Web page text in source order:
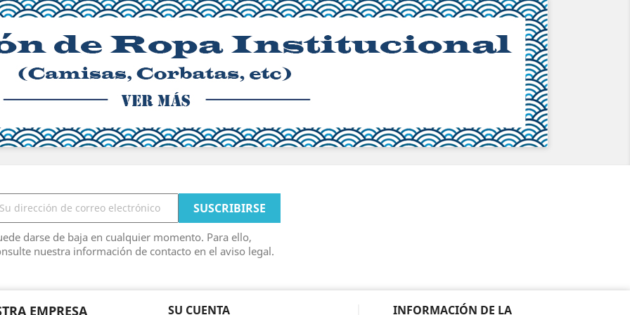
darse de baja en cualquier momento. Para ello,
nuestra información de contacto en el aviso legal.
EMPRESA SU CUENTA INFORMACIÓN DE LA